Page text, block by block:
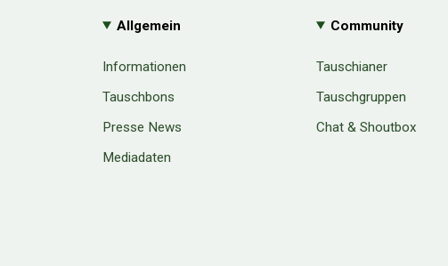
Allgemein
Informationen
Tauschbons
Presse News
Mediadaten
Community
Tauschianer
Tauschgruppen
Chat & Shoutbox